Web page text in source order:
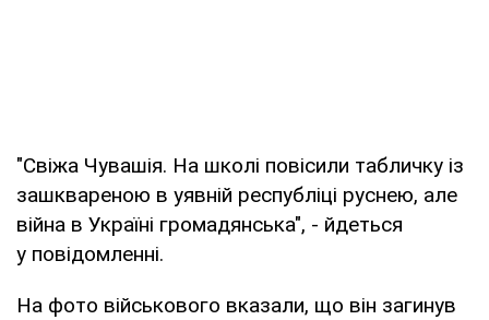
"Свіжа Чувашія. На школі повісили табличку із
зашквареною в уявній республіці руснею, але
війна в Україні громадянська", - йдеться
у повідомленні.
На фото військового вказали, що він загинув